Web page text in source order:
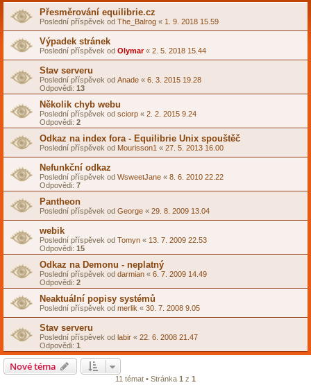
Přesměrování equilibrie.cz
Poslední příspěvek od The_Balrog « 1. 9. 2018 15.59
Výpadek stránek
Poslední příspěvek od Olymar« 2. 5. 2018 15.44
Stav serveru
Poslední příspěvek od Anade « 6. 3. 2015 19.28
Odpovědi: 13
Několik chyb webu
Poslední příspěvek od sciorp « 2. 2. 2015 9.24
Odpovědi: 2
Odkaz na index fora - Equilibrie Unix spouštěč
Poslední příspěvek od Mourisson1 « 27. 5. 2013 16.00
Nefunkční odkaz
Poslední příspěvek od WsweetJane « 8. 6. 2010 22.22
Odpovědi: 7
Pantheon
Poslední příspěvek od George « 29. 8. 2009 13.04
webik
Poslední příspěvek od Tomyn « 13. 7. 2009 22.53
Odpovědi: 15
Odkaz na Demonu - neplatný
Poslední příspěvek od darmian « 6. 7. 2009 14.49
Odpovědi: 2
Neaktuální popisy systémů
Poslední příspěvek od merlik « 30. 7. 2008 9.05
Stav serveru
Poslední příspěvek od labir « 22. 6. 2008 21.47
Odpovědi: 1
Nové téma
11 témat • Stránka 1 z 1